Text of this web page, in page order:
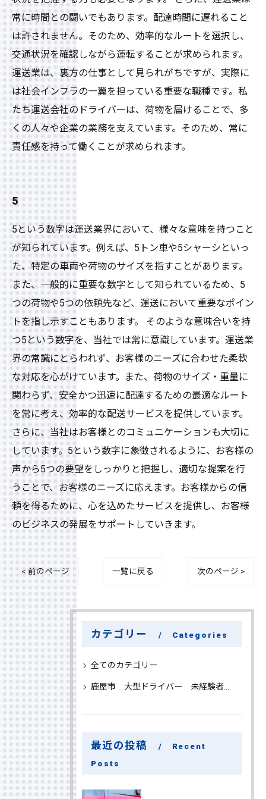
常に時間との闘いでもあります。配達時間に遅れること
は許されません。そのため、効率的なルートを選択し、
交通状況を確認しながら運転することが求められます。
運送業は、裏方の仕事として見られがちですが、実際に
は社会インフラの一翼を担っている重要な職種です。私
たち運送会社のドライバーは、荷物を届けることで、多
くの人々や企業の業務を支えています。そのため、常に
責任感を持って働くことが求められます。
5
5という数字は運送業界において、様々な意味を持つこと
が知られています。例えば、5トン車や5シャーシといっ
た、特定の車両や荷物のサイズを指すことがあります。
また、一般的に重要な数字として知られているため、5
つの荷物や5つの依頼先など、運送において重要なポイン
トを指し示すこともあります。 そのような意味合いを持
つ5という数字を、当社では常に意識しています。運送業
界の常識にとらわれず、お客様のニーズに合わせた柔軟
な対応を心がけています。また、荷物のサイズ・重量に
関わらず、安全かつ迅速に配達するための最適なルート
を常に考え、効率的な配送サービスを提供しています。
さらに、当社はお客様とのコミュニケーションも大切に
しています。5という数字に象徴されるように、お客様の
声から5つの要望をしっかりと把握し、適切な提案を行
うことで、お客様のニーズに応えます。お客様からの信
頼を得るために、心を込めたサービスを提供し、お客様
のビジネスの発展をサポートしていきます。
< 前のページ 一覧に戻る 次のページ >
カテゴリー Categories
全てのカテゴリー
鹿屋市 大型ドライバー 未経験者 大募集
最近の投稿
Recent
Posts